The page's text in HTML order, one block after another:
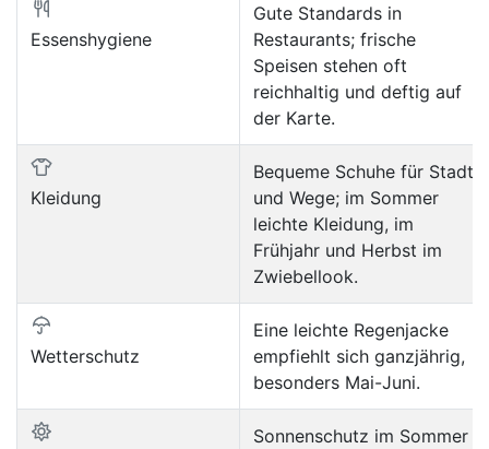
Essenshygiene
Gute Standards in
Restaurants; frische
Speisen stehen oft
reichhaltig und deftig auf
der Karte.
Kleidung
Bequeme Schuhe für Stadt
und Wege; im Sommer
leichte Kleidung, im
Frühjahr und Herbst im
Zwiebellook.
Wetterschutz
Eine leichte Regenjacke
empfiehlt sich ganzjährig,
besonders Mai-Juni.
Sonnenschutz im Sommer